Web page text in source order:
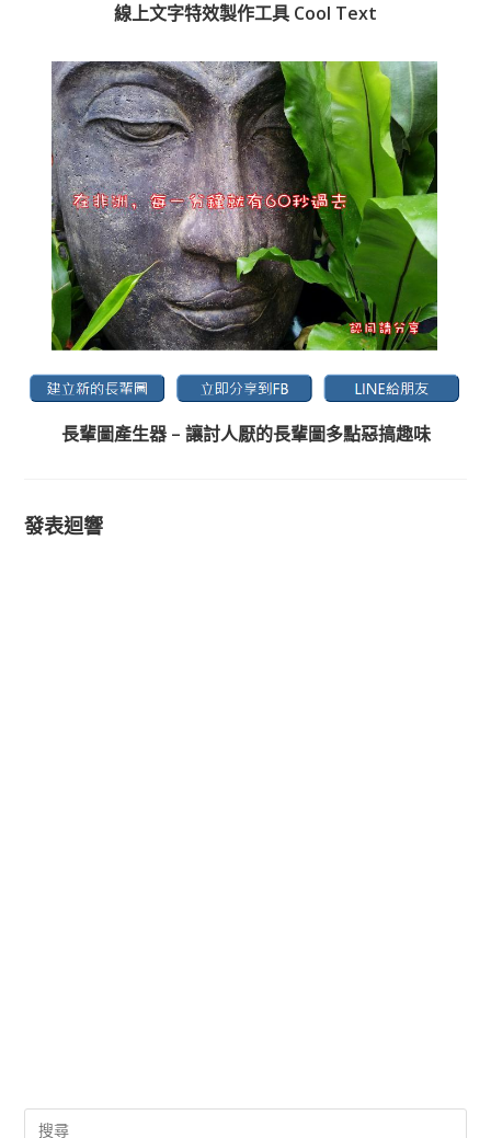
線上文字特效製作工具 Cool Text
長輩圖產生器 – 讓討人厭的長輩圖多點惡搞趣味
發表迴響